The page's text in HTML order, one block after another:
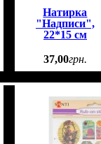
Натирка
"Надписи",
22*15 см
37,00грн.